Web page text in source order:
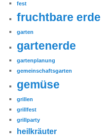
fest
fruchtbare erde
garten
gartenerde
gartenplanung
gemeinschaftsgarten
gemüse
grillen
grillfest
grillparty
heilkräuter